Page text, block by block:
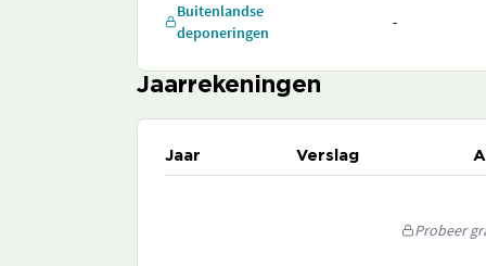
Buitenlandse
deponeringen
-
Jaarrekeningen
Jaar Verslag
Probeer